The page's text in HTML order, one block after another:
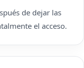
de dejar las
el acceso.